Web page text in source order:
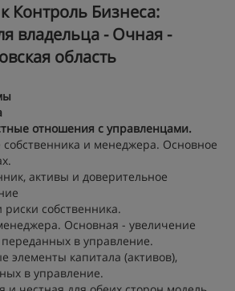
Контроль Бизнеса:
владельца - Очная -
область
отношения с управленцами.
и менеджера. Основное
активы и доверительное
риски собственника.
Основная - увеличение
переданных в управление.
элементы капитала (активов),
в управление.